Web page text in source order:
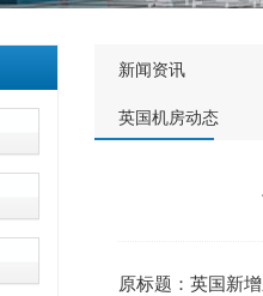
新闻资讯
英国机房动态
原标题： 英国新